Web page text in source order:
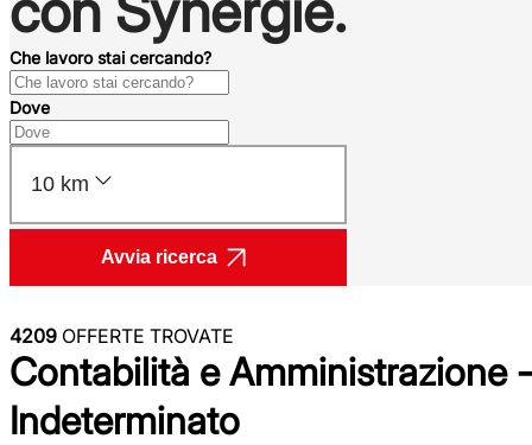
Che lavoro stai cercando?
Dove
10 km
Avvia ricerca
4209 OFFERTE TROVATE
Contabilità e Amministrazione -
Indeterminato